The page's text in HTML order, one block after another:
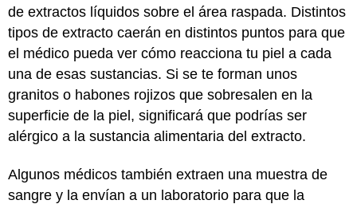
de extractos líquidos sobre el área raspada. Distintos
tipos de extracto caerán en distintos puntos para que
el médico pueda ver cómo reacciona tu piel a cada
una de esas sustancias. Si se te forman unos
granitos o habones rojizos que sobresalen en la
superficie de la piel, significará que podrías ser
alérgico a la sustancia alimentaria del extracto.
Algunos médicos también extraen una muestra de
sangre y la envían a un laboratorio para que la